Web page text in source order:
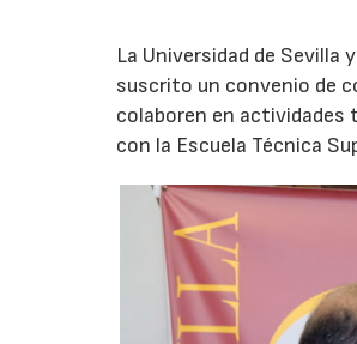
La Universidad de Sevilla
suscrito un convenio de
colaboren en actividades
con la Escuela Técnica